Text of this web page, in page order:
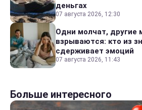
деньгах
07 августа 2026, 12:30
Одни молчат, другие
взрываются: кто из
сдерживает эмоций
07 августа 2026, 11:43
Больше интересного